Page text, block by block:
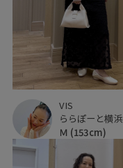
VIS
ららぽーと横浜
Ｍ (153cm)